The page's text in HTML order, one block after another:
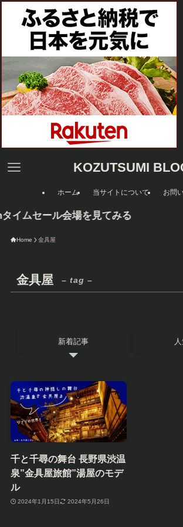
KOZUTSUMI
ホーム 当サイトについて お問
イムセール会場を見てみる
Home 金具屋
金具屋 – tag –
新着記事
千と千尋の舞台 長野県渋温
泉”金具屋旅館”湯屋のモデ
ル
2024年1月15日 2024年5月26日